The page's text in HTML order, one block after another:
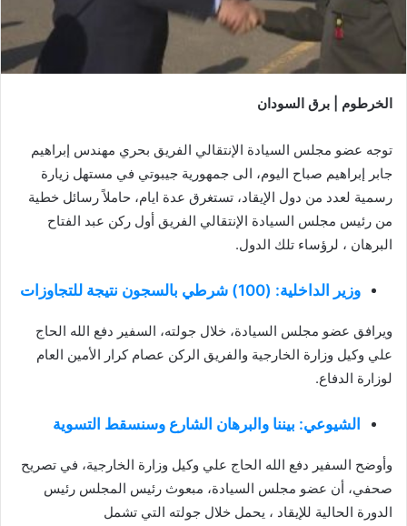
الخرطوم | برق السودان
توجه عضو مجلس السيادة الإنتقالي الفريق بحري مهندس إبراهيم
جابر إبراهيم صباح اليوم، الى جمهورية جيبوتي في مستهل زيارة
رسمية لعدد من دول الإيقاد، تستغرق عدة ايام، حاملاً رسائل خطية
من رئيس مجلس السيادة الإنتقالي الفريق أول ركن عبد الفتاح
البرهان ، لرؤساء تلك الدول.
وزير الداخلية: (100) شرطي بالسجون نتيجة للتجاوزات
ويرافق عضو مجلس السيادة، خلال جولته، السفير دفع الله الحاج
علي وكيل وزارة الخارجية والفريق الركن عصام كرار الأمين العام
لوزارة الدفاع.
الشيوعي: بيننا والبرهان الشارع وسنسقط التسوية
وأوضح السفير دفع الله الحاج علي وكيل وزارة الخارجية، في تصريح
صحفي، أن عضو مجلس السيادة، مبعوث رئيس المجلس رئيس
الدورة الحالية للإيقاد ، يحمل خلال جولته التي تشمل